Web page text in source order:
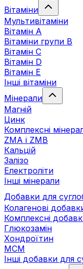
Вітаміни
Мультивітаміни
Вітамін А
Вітаміни групи В
Вітамін C
Вітамін D
Вітамін Е
Інші вітаміни
Мінерали
Магній
Цинк
Комплексні
ZMA і ZMB
Кальцій
Залізо
Електроліти
Інші мінерали
Добавки для
Колагенові
Комплексні
Глюкозамін
Хондроїтин
МСМ
Інші добавки для